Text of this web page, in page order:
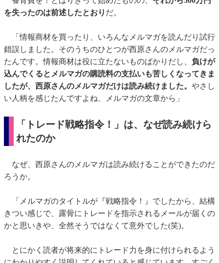
を失ったのは前述したとおり だ。
「情報商材を買ったり、いろんなメルマガを読んだり試行
錯誤しました。そのうちのひとつが西原さんのメルマガだっ
たんです。情報商材は役に立たないものばかりだし、 負けが
込んでくるとメルマガの購読料の支払いも苦しくなってきま
したが、西原さんのメルマガだけは読み続けました。 やさし
い人柄を感じたんですよね、メルマガの文章から」
「トレード戦略指令！」は、なぜ読み続けら
れたのか
なぜ、西原さんのメルマガは読み続けることができたのだ
ろうか。
「メルマガのタイトルが『戦略指令！』でしたから、結構
きつい感じで、露骨にトレードを指示されるメールが届くの
かと思いきや、全然そうではなくて意外でした(笑)。
とにかく読者が将来的にトレード力を身に付けられるよう